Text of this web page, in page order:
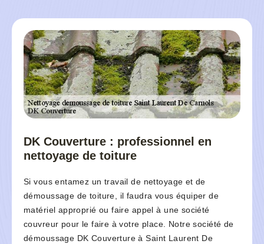
DK Couverture : professionnel en
nettoyage de toiture
Si vous entamez un travail de nettoyage et de
démoussage de toiture, il faudra vous équiper de
matériel approprié ou faire appel à une société
couvreur pour le faire à votre place. Notre société de
démoussage DK Couverture à Saint Laurent De